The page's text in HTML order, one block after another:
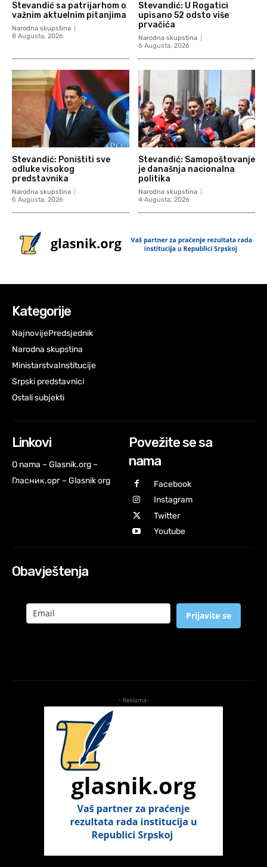
Stevandić sa patrijarhom o
važnim aktuelnim pitanjima
Narodna skupstina
8 Augusta, 2026
Stevandić: U Rogatici
upisano 52 odsto više
prvačića
Narodna skupstina
6 Augusta, 2026
Stevandić: Poništiti sve
odluke visokog
predstavnika
Narodna skupstina
5 Augusta, 2026
Stevandić: Samopoštovanje
je današnja nacionalna
politika
Narodna skupstina
4 Augusta, 2026
Kategorije
NajnovijePredsjednik
Narodna skupstina
MinistarstvaInstitucije
Srpski predstavnici
Ostali subjekti
Linkovi
O nama – Glasnik.org –
Гласник.орг – Glasnik org
Povežite se sa
nama
Facebook
Instagram
Twitter
Youtube
Obavještenja
Prijavite se
- Reklama-